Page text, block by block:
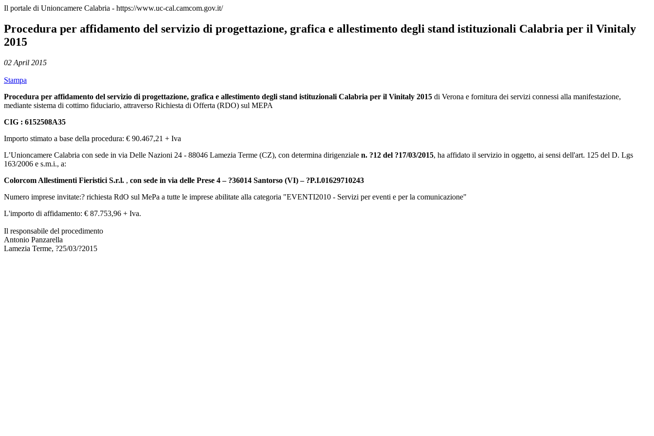
Il portale di Unioncamere Calabria - https://www.uc-cal.camcom.gov.it/
Procedura per affidamento del servizio di progettazione, grafica e allestimento degli stand istituzionali Calabria per il Vinitaly
2015
02 April 2015
Stampa
Procedura per affidamento del servizio di progettazione, grafica e allestimento degli stand istituzionali Calabria per il Vinitaly 2015 di Verona e fornitura dei servizi connessi alla manifestazione,
mediante sistema di cottimo fiduciario, attraverso Richiesta di Offerta (RDO) sul MEPA
CIG : 6152508A35
Importo stimato a base della procedura: € 90.467,21 + Iva
L’Unioncamere Calabria con sede in via Delle Nazioni 24 - 88046 Lamezia Terme (CZ), con determina dirigenziale n. ?12 del ?17/03/2015, ha affidato il servizio in oggetto, ai sensi dell'art. 125 del D. Lgs
163/2006 e s.m.i., a:
Colorcom Allestimenti Fieristici S.r.l. , con sede in via delle Prese 4 – ?36014 Santorso (VI) – ?P.I.01629710243
Numero imprese invitate:? richiesta RdO sul MePa a tutte le imprese abilitate alla categoria "EVENTI2010 - Servizi per eventi e per la comunicazione"
L'importo di affidamento: € 87.753,96 + Iva.
Il responsabile del procedimento
Antonio Panzarella
Lamezia Terme, ?25/03/?2015